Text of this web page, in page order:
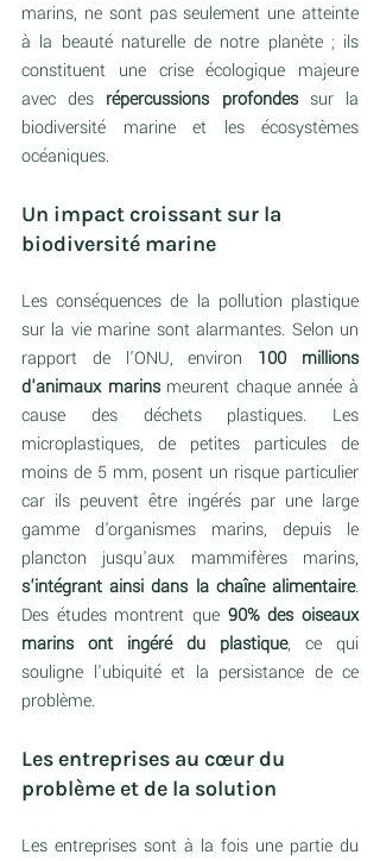
marins, ne sont pas seulement une atteinte
à la beauté naturelle de notre planète ; ils
constituent une crise écologique majeure
avec des répercussions profondes sur la
biodiversité marine et les écosystèmes
océaniques.
Un impact croissant sur la
biodiversité marine
Les conséquences de la pollution plastique
sur la vie marine sont alarmantes. Selon un
rapport de l'ONU, environ 100 millions
d'animaux marins meurent chaque année à
cause des déchets plastiques. Les
microplastiques, de petites particules de
moins de 5 mm, posent un risque particulier
car ils peuvent être ingérés par une large
gamme d'organismes marins, depuis le
s'intégrant ainsi dans la chaîne alimentaire.
Des études montrent que 90% des oiseaux
marins ont ingéré du plastique, ce qui
souligne l'ubiquité et la persistance de ce
problème.
Les entreprises au cœur du
problème et de la solution
Les entreprises sont à la fois une partie du